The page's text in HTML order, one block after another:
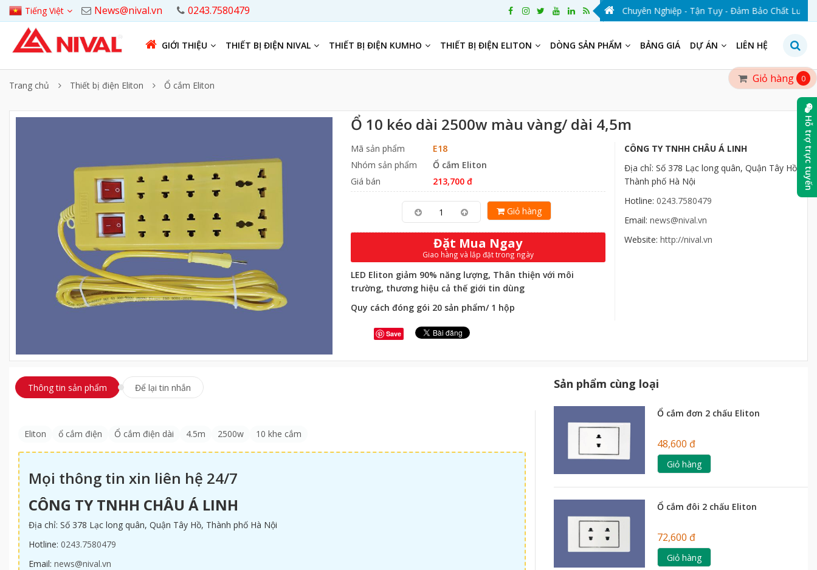
Tiếng Việt News@nival.vn 0243.7580479
Giỏ hàng 0
NIVAL VIỆT NAM - Chuyên Nghiệp - Tận Tụy - Đảm Bảo Chất Lượng
GIỚI THIỆU THIẾT BỊ ĐIỆN NIVAL THIẾT BỊ ĐIỆN KUMHO THIẾT BỊ ĐIỆN ELITON DÒNG SẢN PHẨM BẢNG GIÁ DỰ ÁN LIÊN HỆ
Trang chủ Thiết bị điện Eliton Ổ cắm Eliton
Ổ 10 kéo dài 2500w màu vàng/ dài 4,5m
Mã sản phẩm
E18
Nhóm sản phẩm
Ổ cắm Eliton
Giá bán
213,700 đ
Giỏ hàng
Đặt Mua Ngay
Giao hàng và lắp đặt trong ngày
LED Eliton giảm 90% năng lượng, Thân thiện với môi
trường, thương hiệu cả thế giới tin dùng
Quy cách đóng gói 20 sản phẩm/ 1 hộp
CÔNG TY TNHH CHÂU Á LINH
Địa chỉ: Số 378 Lạc long quân, Quận Tây Hồ,
Thành phố Hà Nội
Hotline: 0243.7580479
Email: news@nival.vn
Website: http://nival.vn
Save
Thông tin sản phẩm Để lại tin nhắn
Eliton ổ cắm điện Ổ cắm điện dài 4.5m 2500w 10 khe cắm
Mọi thông tin xin liên hệ 24/7
CÔNG TY TNHH CHÂU Á LINH
Địa chỉ: Số 378 Lạc long quân, Quận Tây Hồ, Thành phố Hà Nội
Hotline: 0243.7580479
Email: news@nival.vn
Sản phẩm cùng loại
Ổ cắm đơn 2 chấu Eliton
48,600 đ
Giỏ hàng
Ổ cắm đôi 2 chấu Eliton
72,600 đ
Giỏ hàng
Hỗ trợ trực tuyến